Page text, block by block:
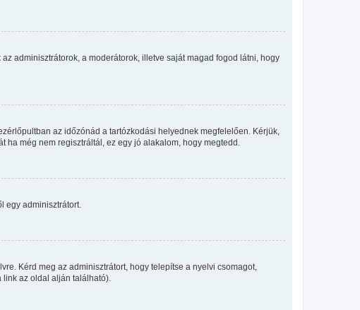
az adminisztrátorok, a moderátorok, illetve saját magad fogod látni, hogy
az időzónád a tartózkodási helyednek megfelelően. Kérjük,
még nem regisztráltál, ez egy jó alakalom, hogy megtedd.
egy adminisztrátort.
Kérd meg az adminisztrátort, hogy telepítse a nyelvi csomagot,
az oldal alján található).